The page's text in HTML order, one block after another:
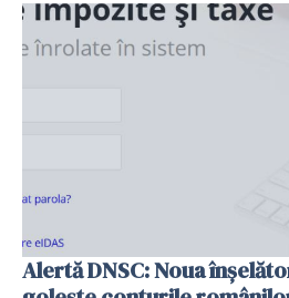
Alertă DNSC: Noua